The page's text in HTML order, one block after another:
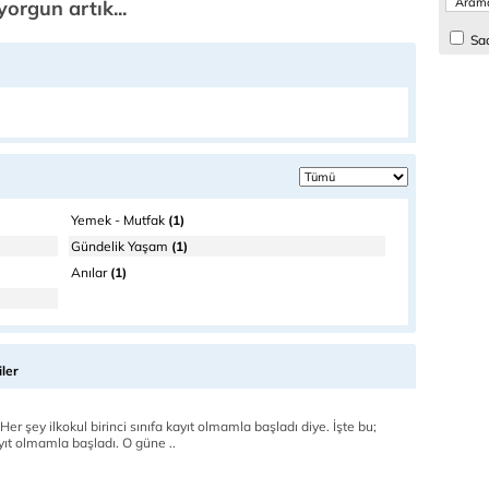
artık...
Yemek - Mutfak (1)
Gündelik Yaşam (1)
Anılar(1)
şey ilkokul birinci sınıfa kayıt olmamla başladı diye. İşte bu;
olmamla başladı. O güne ..